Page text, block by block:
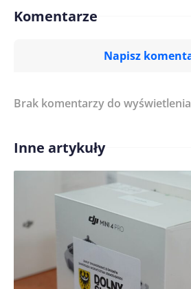
Komentarze
Napisz
Treść komentarza*
Imię/ Nick*
Zapamiętaj moje dane w tej
Brak komentarzy do
Inne artykuły